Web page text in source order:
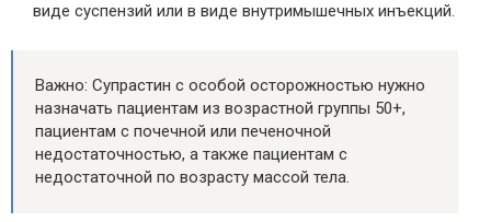
виде суспензий или в виде внутримышечных инъекций.
Важно: Супрастин с особой осторожностью нужно
назначать пациентам из возрастной группы 50+,
пациентам с почечной или печеночной
недостаточностью, а также пациентам с
недостаточной по возрасту массой тела.